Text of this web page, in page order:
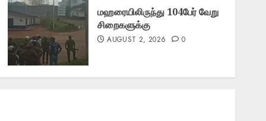
மஹரையிலிருந்து 104பேர் வேறு
சிறைகளுக்கு
AUGUST 2, 2026 0